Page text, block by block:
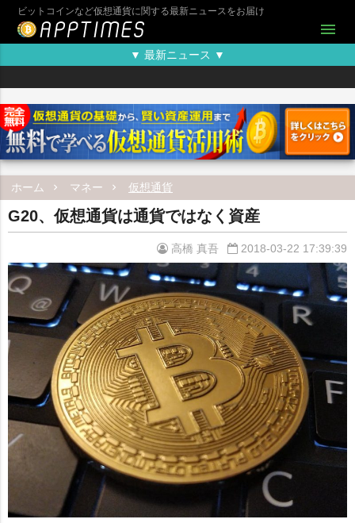
ビットコインなど仮想通貨に関する最新ニュースをお届け
menu
▼ 最新ニュース ▼
ホーム マネー 仮想通貨
G20、仮想通貨は通貨ではなく資産
高橋 真吾 2018-03-22 17:39:39